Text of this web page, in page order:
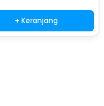
+ Keranjang